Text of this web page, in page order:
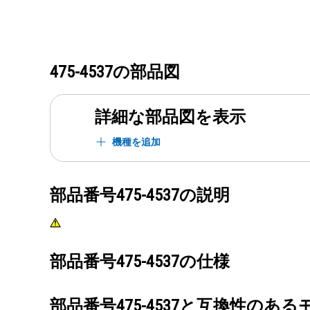
475-4537の部品図
詳細な部品図を表示
機種を追加
部品番号475-4537の説明
部品番号475-4537の仕様
部品番号475-4537と互換性のある